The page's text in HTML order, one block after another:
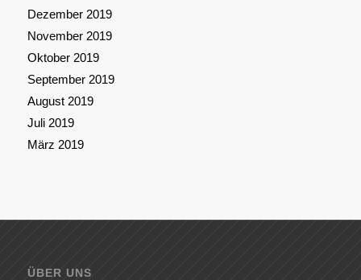
Dezember 2019
November 2019
Oktober 2019
September 2019
August 2019
Juli 2019
März 2019
ÜBER UNS